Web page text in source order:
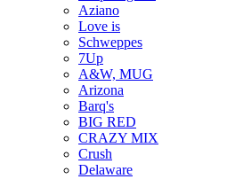
Aziano
Love is
Schweppes
7Up
A&W, MUG
Arizona
Barq's
BIG RED
CRAZY MIX
Crush
Delaware